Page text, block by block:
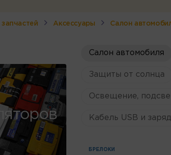
запчастей Аксессуары Салон
Салон автомобиля
Защиты от солнца
Освещение,
Кабель USB и
БРЕЛОКИ